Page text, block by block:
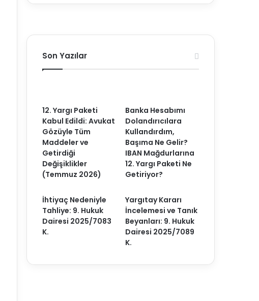
Son Yazılar
12. Yargı Paketi
Kabul Edildi: Avukat
Gözüyle Tüm
Maddeler ve
Getirdiği
Değişiklikler
(Temmuz 2026)
Banka Hesabımı
Dolandırıcılara
Kullandırdım,
Başıma Ne Gelir?
IBAN Mağdurlarına
12. Yargı Paketi Ne
Getiriyor?
İhtiyaç Nedeniyle
Tahliye: 9. Hukuk
Dairesi 2025/7083
K.
Yargıtay Kararı
İncelemesi ve Tanık
Beyanları: 9. Hukuk
Dairesi 2025/7089
K.